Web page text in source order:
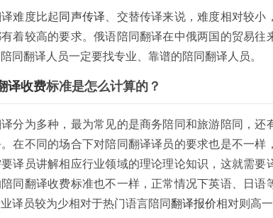
难度比起同声传译 、交替传译来说，难度相对较
着较高的要求。俄语陪同翻译在中俄两国的贸易
同翻译人员一定要找专业、靠谱的陪同翻译人员。
译收费标准是怎么计算的？
分为多种，最为常见的是商务陪同和旅游陪同，
在不同的场合下对陪同翻译译员的要求也是不一样
译员讲解相应行业领域的理论理论知识，这就需要
同翻译收费标准也不一样，正常情况下英语、日
译员较为少相对于热门语言陪同翻译报价相对则高一